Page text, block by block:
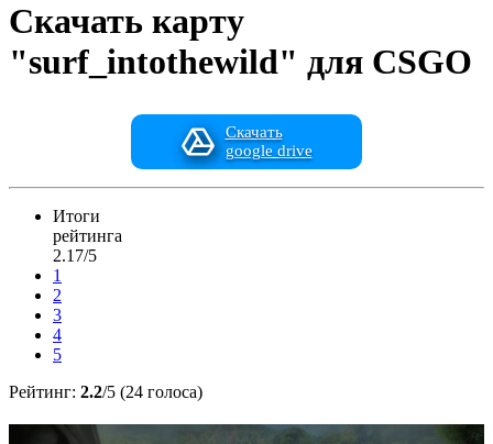
Скачать карту
"surf_intothewild" для CSGO
Скачать
google drive
Итоги
рейтинга
2.17/5
1
2
3
4
5
Рейтинг: 2.2/5 (24 голоса)